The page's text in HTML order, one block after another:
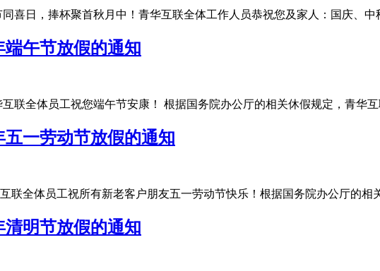
喜日，捧杯聚首秋月中！青华互联全体工作人员恭祝您及家人：国庆、中
端午节放假的通知
联全体员工祝您端午节安康！ 根据国务院办公厅的相关休假规定，青华互
五一劳动节放假的通知
联全体员工祝所有新老客户朋友五一劳动节快乐！根据国务院办公厅的相
清明节放假的通知